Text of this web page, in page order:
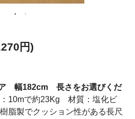
円)
ア 幅182cm 長さをお選びくだ
10mで約23Kg 材質：塩化ビ
脂製でクッション性がある長尺